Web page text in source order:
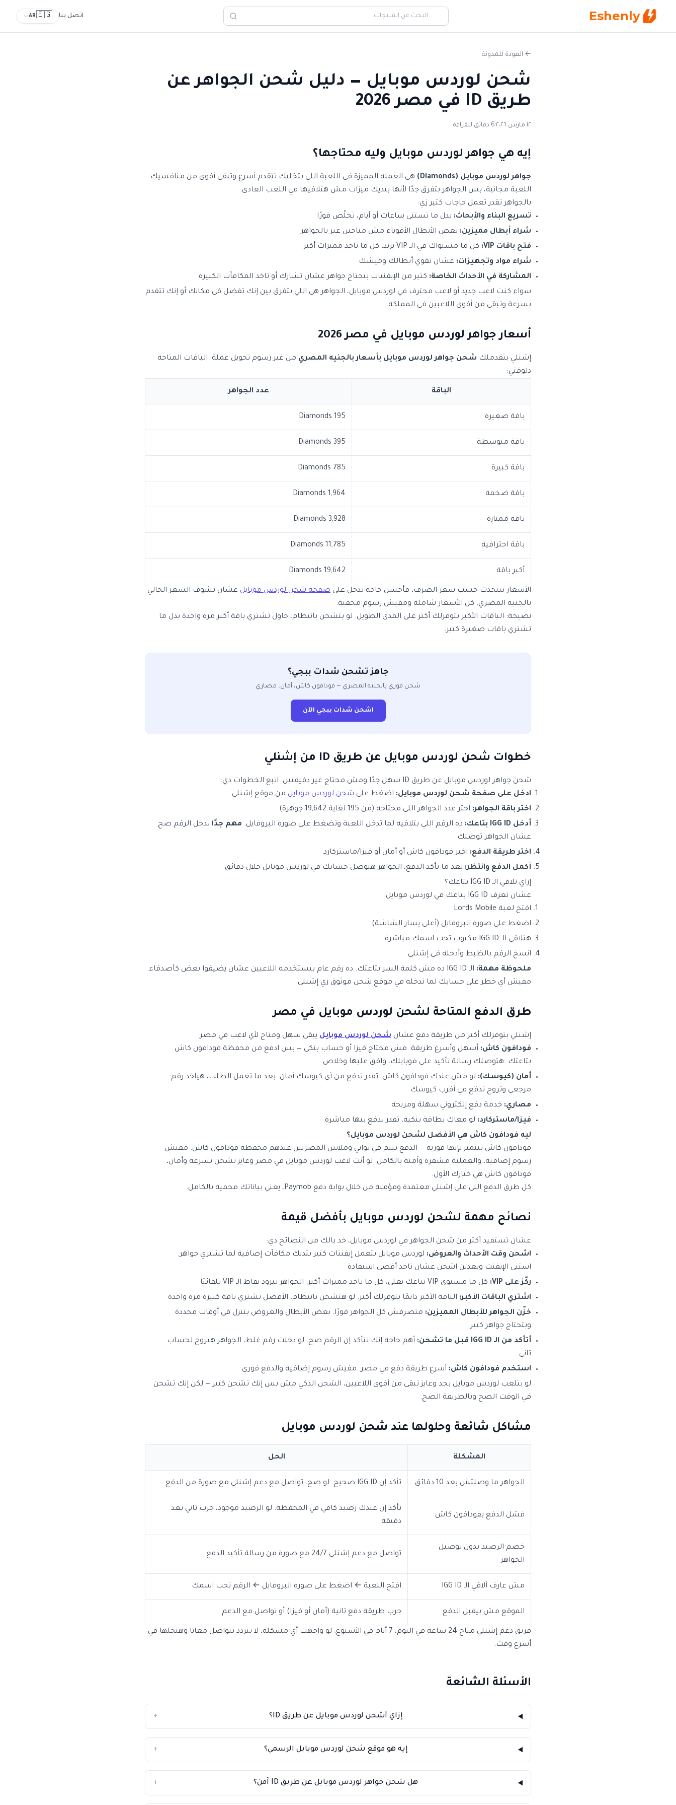
Eshenly اتصل بنا 🇪🇬
AR
← العودة للمدونة
شحن لوردس موبايل — دليل شحن الجواهر عن
طريق ID في مصر 2026
١٢ مارس ٢٠٢٦ ·6 دقائق للقراءة
إيه هي جواهر لوردس موبايل وليه محتاجها؟
جواهر لوردس موبايل (Diamonds)
هي العملة المميزة في اللعبة اللي بتخليك تتقدم أسرع وتبقى أقوى من منافسيك.
اللعبة مجانية، بس الجواهر بتفرق جدًا لأنها بتديك ميزات مش هتلاقيها في اللعب العادي.
بالجواهر تقدر تعمل حاجات كتير زي:
تسريع البناء والأبحاث: بدل ما تستنى ساعات أو أيام، تخلّص فورًا
شراء أبطال مميزين: بعض الأبطال الأقوياء مش متاحين غير بالجواهر
فتح باقات VIP:
كل ما مستواك في الـ VIP يزيد، كل ما تاخد مميزات أكتر
شراء مواد وتجهيزات: عشان تقوي أبطالك وجيشك
المشاركة في الأحداث الخاصة: كتير من الإيفنتات بتحتاج جواهر عشان تشارك أو تاخد المكافآت الكبيرة
سواء كنت لاعب جديد أو لاعب محترف في لوردس موبايل، الجواهر هي اللي بتفرق بين إنك تفضل في مكانك أو إنك تتقدم
بسرعة وتبقى من أقوى اللاعبين في المملكة.
أسعار جواهر لوردس موبايل في مصر 2026
إشنلي بتقدملك شحن جواهر لوردس موبايل بأسعار بالجنيه المصري من غير رسوم تحويل عملة. الباقات المتاحة
دلوقتي:
الباقة عدد الجواهر
باقة صغيرة 195 Diamonds
باقة متوسطة 395 Diamonds
باقة كبيرة 785 Diamonds
باقة ضخمة 1,964 Diamonds
باقة ممتازة 3,928 Diamonds
باقة احترافية 11,785 Diamonds
أكبر باقة 19,642 Diamonds
الأسعار بتتحدث حسب سعر الصرف، فأحسن حاجة تدخل على صفحة شحن لوردس موبايل عشان تشوف السعر الحالي
بالجنيه المصري. كل الأسعار شاملة ومفيش رسوم مخفية.
نصيحة: الباقات الأكبر بتوفرلك أكتر على المدى الطويل. لو بتشحن بانتظام، حاول تشتري باقة أكبر مرة واحدة بدل ما
تشتري باقات صغيرة كتير.
جاهز تشحن شدات ببجي؟
شحن فوري بالجنيه المصري — فودافون كاش، أمان، مصاري
اشحن شدات ببجي الآن
خطوات شحن لوردس موبايل عن طريق ID من إشنلي
شحن جواهر لوردس موبايل عن طريق ID سهل جدًا ومش محتاج غير دقيقتين. اتبع الخطوات دي:
ادخل على صفحة شحن لوردس موبايل: اضغط على شحن لوردس موبايل من موقع إشنلي
اختر باقة الجواهر: اختر عدد الجواهر اللي محتاجه (من 195 لغاية 19,642 جوهرة)
أدخل IGG ID بتاعك:
ده الرقم اللي بتلاقيه لما تدخل اللعبة وتضغط على صورة البروفايل. مهم جدًا تدخل الرقم صح
عشان الجواهر توصلك
اختر طريقة الدفع: اختر فودافون كاش أو أمان أو فيزا/ماستركارد
أكمل الدفع وانتظر: بعد ما تأكد الدفع، الجواهر هتوصل حسابك في لوردس موبايل خلال دقائق
إزاي تلاقي الـ IGG ID بتاعك؟
عشان تعرف IGG ID بتاعك في لوردس موبايل:
افتح لعبة Lords Mobile
اضغط على صورة البروفايل (أعلى يسار الشاشة)
هتلاقي الـ IGG ID مكتوب تحت اسمك مباشرة
انسخ الرقم بالظبط وأدخله في إشنلي
ملحوظة مهمة:
الـ IGG ID ده مش كلمة السر بتاعتك. ده رقم عام بيستخدمه اللاعبين عشان يضيفوا بعض كأصدقاء.
مفيش أي خطر على حسابك لما تدخله في موقع شحن موثوق زي إشنلي.
طرق الدفع المتاحة لشحن لوردس موبايل في مصر
إشنلي بتوفرلك أكتر من طريقة دفع عشان شحن لوردس موبايل يبقى سهل ومتاح لأي لاعب في مصر:
فودافون كاش: أسهل وأسرع طريقة. مش محتاج فيزا أو حساب بنكي — بس ادفع من محفظة فودافون كاش
بتاعتك. هتوصلك رسالة تأكيد على موبايلك، وافق عليها وخلاص
أمان (كيوسك): لو مش عندك فودافون كاش، تقدر تدفع من أي كيوسك أمان. بعد ما تعمل الطلب، هياخد رقم
مرجعي وتروح تدفع في أقرب كيوسك
مصاري: خدمة دفع إلكتروني سهلة ومريحة
فيزا/ماستركارد: لو معاك بطاقة بنكية، تقدر تدفع بيها مباشرة
ليه فودافون كاش هي الأفضل لشحن لوردس موبايل؟
فودافون كاش بتتميز بإنها فورية — الدفع بيتم في ثواني وملايين المصريين عندهم محفظة فودافون كاش. مفيش
رسوم إضافية، والعملية مشفرة وآمنة بالكامل. لو أنت لاعب لوردس موبايل في مصر وعايز تشحن بسرعة وأمان،
فودافون كاش هي خيارك الأول.
كل طرق الدفع اللي على إشنلي معتمدة ومؤمنة من خلال بوابة دفع Paymob، يعني بياناتك محمية بالكامل.
نصائح مهمة لشحن لوردس موبايل بأفضل قيمة
عشان تستفيد أكتر من شحن الجواهر في لوردس موبايل، خد بالك من النصائح دي:
اشحن وقت الأحداث والعروض: لوردس موبايل بتعمل إيفنتات كتير بتديك مكافآت إضافية لما تشتري جواهر.
استنى الإيفنت وبعدين اشحن عشان تاخد أقصى استفادة
ركّز على VIP:
كل ما مستوى VIP بتاعك يعلى، كل ما تاخد مميزات أكتر. الجواهر بتزود نقاط الـ VIP تلقائيًا
اشتري الباقات الأكبر: الباقة الأكبر دايمًا بتوفرلك أكتر. لو هتشحن بانتظام، الأفضل تشتري باقة كبيرة مرة واحدة
خزّن الجواهر للأبطال المميزين: متصرفش كل الجواهر فورًا. بعض الأبطال والعروض بتنزل في أوقات محددة
وبتحتاج جواهر كتير
أتأكد من الـ IGG ID قبل ما تشحن:
أهم حاجة إنك تتأكد إن الرقم صح. لو دخلت رقم غلط، الجواهر هتروح لحساب
تاني
استخدم فودافون كاش: أسرع طريقة دفع في مصر. مفيش رسوم إضافية والدفع فوري
لو بتلعب لوردس موبايل بجد وعايز تبقى من أقوى اللاعبين، الشحن الذكي مش بس إنك تشحن كتير — لكن إنك تشحن
في الوقت الصح وبالطريقة الصح.
مشاكل شائعة وحلولها عند شحن لوردس موبايل
المشكلة الحل
الجواهر ما وصلتش بعد 10 دقائق تأكد إن IGG ID صحيح. لو صح، تواصل مع دعم إشنلي مع صورة من الدفع
فشل الدفع بفودافون كاش
تأكد إن عندك رصيد كافي في المحفظة. لو الرصيد موجود، جرب تاني بعد
دقيقة
خصم الرصيد بدون توصيل
الجواهر
تواصل مع دعم إشنلي 24/7 مع صورة من رسالة تأكيد الدفع
مش عارف ألاقي الـ IGG ID افتح اللعبة ← اضغط على صورة البروفايل ← الرقم تحت اسمك
الموقع مش بيقبل الدفع جرب طريقة دفع تانية (أمان أو فيزا) أو تواصل مع الدعم
فريق دعم إشنلي متاح 24 ساعة في اليوم، 7 أيام في الأسبوع. لو واجهت أي مشكلة، لا تتردد تتواصل معانا وهنحلها في
أسرع وقت.
الأسئلة الشائعة
إزاي أشحن لوردس موبايل عن طريق ID؟ +
إيه هو موقع شحن لوردس موبايل الرسمي؟ +
هل شحن جواهر لوردس موبايل عن طريق ID آمن؟ +